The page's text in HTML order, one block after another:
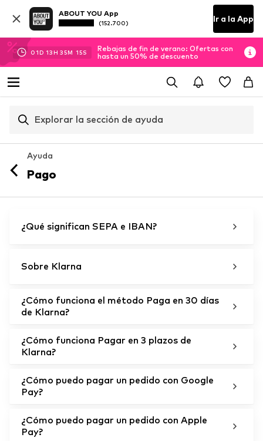
ABOUT YOU App
(152.700) Ir a la App
01D 13H 35M 15S
Rebajas de fin de verano: Ofertas con
hasta un 50% de descuento
Explorar la sección de ayuda
Ayuda
Pago
¿Qué significan SEPA e IBAN?
Sobre Klarna
¿Cómo funciona el método Paga en 30 días
de Klarna?
¿Cómo funciona Pagar en 3 plazos de
Klarna?
¿Cómo puedo pagar un pedido con Google
Pay?
¿Cómo puedo pagar un pedido con Apple
Pay?